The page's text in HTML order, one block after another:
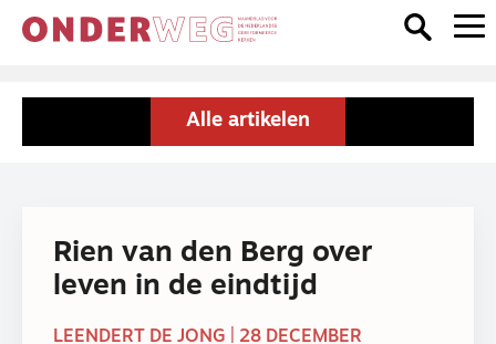
Alle artikelen
Rien van den Berg over
leven in de eindtijd
LEENDERT DE JONG | 28 DECEMBER